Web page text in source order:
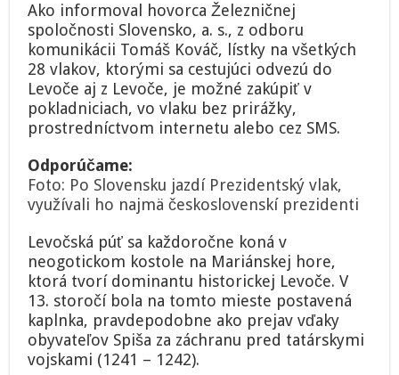
Ako informoval hovorca Železničnej
spoločnosti Slovensko, a. s., z odboru
komunikácii Tomáš Kováč, lístky na všetkých
28 vlakov, ktorými sa cestujúci odvezú do
Levoče aj z Levoče, je možné zakúpiť v
pokladniciach, vo vlaku bez prirážky,
prostredníctvom internetu alebo cez SMS.
Odporúčame:
Foto: Po Slovensku jazdí Prezidentský vlak,
využívali ho najmä československí prezidenti
Levočská púť sa každoročne koná v
neogotickom kostole na Mariánskej hore,
ktorá tvorí dominantu historickej Levoče. V
13. storočí bola na tomto mieste postavená
kaplnka, pravdepodobne ako prejav vďaky
obyvateľov Spiša za záchranu pred tatárskymi
vojskami (1241 – 1242).